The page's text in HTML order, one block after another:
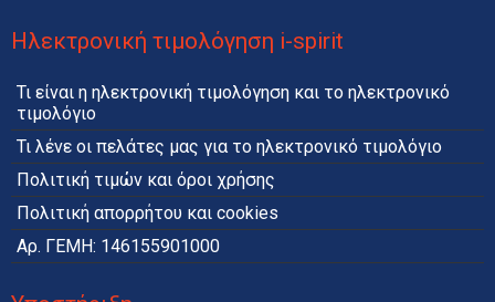
Ηλεκτρονική τιμολόγηση i-spirit
Τι είναι η ηλεκτρονική τιμολόγηση και το ηλεκτρονικό
τιμολόγιο
Τι λένε οι πελάτες μας για το ηλεκτρονικό τιμολόγιο
Πολιτική τιμών και όροι χρήσης
Πολιτική απορρήτου και cookies
Αρ. ΓΕΜΗ: 146155901000